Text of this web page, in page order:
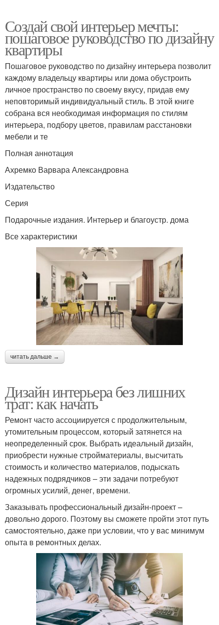
Создай свой интерьер мечты:
пошаговое руководство по дизайну
квартиры
Пошаговое руководство по дизайну интерьера позволит
каждому владельцу квартиры или дома обустроить
личное пространство по своему вкусу, придав ему
неповторимый индивидуальный стиль. В этой книге
собрана вся необходимая информация по стилям
интерьера, подбору цветов, правилам расстановки
мебели и те
Полная аннотация
Ахремко Варвара Александровна
Издательство
Серия
Подарочные издания. Интерьер и благоустр. дома
Все характеристики
читать дальше →
Дизайн интерьера без лишних
трат: как начать
Ремонт часто ассоциируется с продолжительным,
утомительным процессом, который затянется на
неопределенный срок. Выбрать идеальный дизайн,
приобрести нужные стройматериалы, высчитать
стоимость и количество материалов, подыскать
надежных подрядчиков – эти задачи потребуют
огромных усилий, денег, времени.
Заказывать профессиональный дизайн-проект –
довольно дорого. Поэтому вы сможете пройти этот путь
самостоятельно, даже при условии, что у вас минимум
опыта в ремонтных делах.